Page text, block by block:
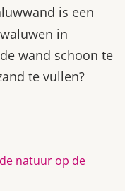
is een
in
wand schoon te
te vullen?
natuur op de